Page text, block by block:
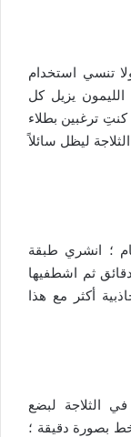
تنسي استخدام
يزيل كل
ترغبين بطلاء
ليظل سائلاً
؛ انشري طبقة
ثم اشطفيها
أكثر مع هذا
الثلاجة لبضع
بصورة دقيقة ؛